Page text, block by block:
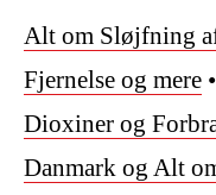
Alt om Sløjfning
Fjernelse og mere •
Dioxiner og
Danmark og Alt